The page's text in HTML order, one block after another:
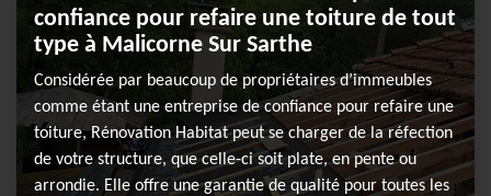
confiance pour refaire une toiture de tout
type à Malicorne Sur Sarthe
Considérée par beaucoup de propriétaires d’immeubles
comme étant une entreprise de confiance pour refaire une
toiture, Rénovation Habitat peut se charger de la réfection
de votre structure, que celle-ci soit plate, en pente ou
arrondie. Elle offre une garantie de qualité pour toutes les